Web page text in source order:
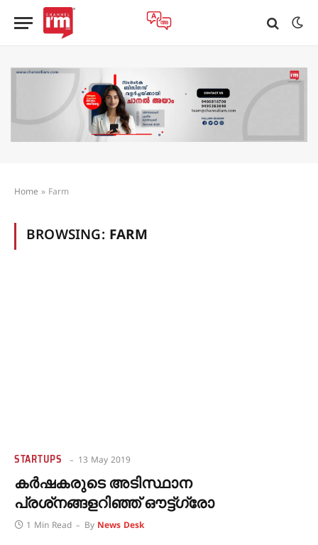
Home » Farm
BROWSING: FARM
STARTUPS 13 May 2019
കര്‍ഷകരുടെ അടിസ്ഥാന
പ്രശ്‌നങ്ങളറിഞ്ഞ് ഔട്ട്ഗ്രോ
1 Min Read By News Desk